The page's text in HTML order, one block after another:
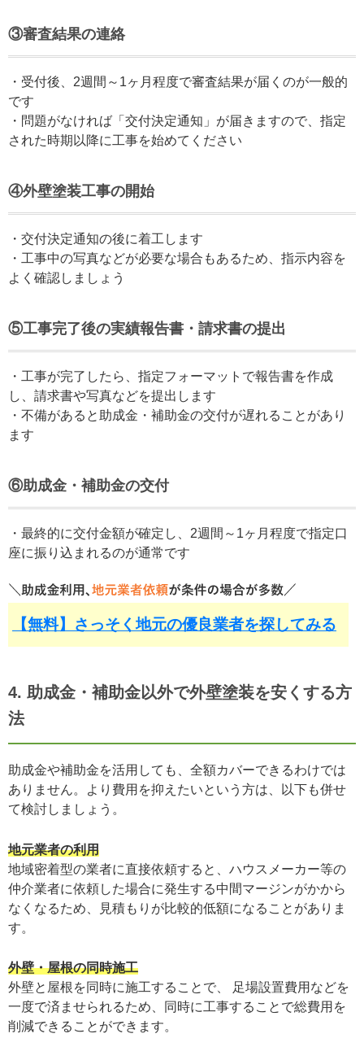
③審査結果の連絡
・受付後、2週間～1ヶ月程度で審査結果が届くのが一般的
です
・問題がなければ「交付決定通知」が届きますので、指定
された時期以降に工事を始めてください
④外壁塗装工事の開始
・交付決定通知の後に着工します
・工事中の写真などが必要な場合もあるため、指示内容を
よく確認しましょう
⑤工事完了後の実績報告書・請求書の提出
・工事が完了したら、指定フォーマットで報告書を作成
し、請求書や写真などを提出します
・不備があると助成金・補助金の交付が遅れることがあり
ます
⑥助成金・補助金の交付
・最終的に交付金額が確定し、2週間～1ヶ月程度で指定口
座に振り込まれるのが通常です
【無料】さっそく地元の優良業者を探してみる
4. 助成金・補助金以外で外壁塗装を安くする方
法
助成金や補助金を活用しても、全額カバーできるわけでは
ありません。より費用を抑えたいという方は、以下も併せ
て検討しましょう。
地元業者の利用
地域密着型の業者に直接依頼すると、ハウスメーカー等の
仲介業者に依頼した場合に発生する中間マージンがかから
なくなるため、見積もりが比較的低額になることがありま
す。
外壁・屋根の同時施工
外壁と屋根を同時に施工することで、 足場設置費用などを
一度で済ませられるため、同時に工事することで総費用を
削減できることができます。